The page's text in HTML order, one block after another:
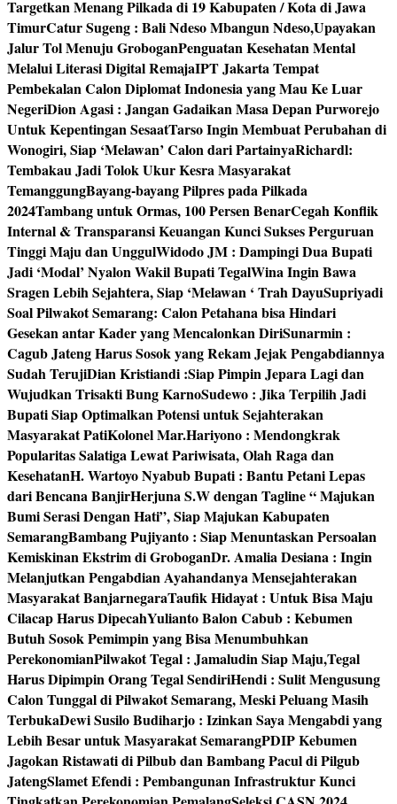
Targetkan Menang Pilkada di 19 Kabupaten / Kota di Jawa
TimurCatur Sugeng : Bali Ndeso Mbangun Ndeso,Upayakan
Jalur Tol Menuju GroboganPenguatan Kesehatan Mental
Melalui Literasi Digital RemajaIPT Jakarta Tempat
Pembekalan Calon Diplomat Indonesia yang Mau Ke Luar
NegeriDion Agasi : Jangan Gadaikan Masa Depan Purworejo
Untuk Kepentingan SesaatTarso Ingin Membuat Perubahan di
Wonogiri, Siap ‘Melawan’ Calon dari PartainyaRichardl:
Tembakau Jadi Tolok Ukur Kesra Masyarakat
TemanggungBayang-bayang Pilpres pada Pilkada
2024Tambang untuk Ormas, 100 Persen BenarCegah Konflik
Internal & Transparansi Keuangan Kunci Sukses Perguruan
Tinggi Maju dan UnggulWidodo JM : Dampingi Dua Bupati
Jadi ‘Modal’ Nyalon Wakil Bupati TegalWina Ingin Bawa
Sragen Lebih Sejahtera, Siap ‘Melawan ‘ Trah DayuSupriyadi
Soal Pilwakot Semarang: Calon Petahana bisa Hindari
Gesekan antar Kader yang Mencalonkan DiriSunarmin :
Cagub Jateng Harus Sosok yang Rekam Jejak Pengabdiannya
Sudah TerujiDian Kristiandi :Siap Pimpin Jepara Lagi dan
Wujudkan Trisakti Bung KarnoSudewo : Jika Terpilih Jadi
Bupati Siap Optimalkan Potensi untuk Sejahterakan
Masyarakat PatiKolonel Mar.Hariyono : Mendongkrak
Popularitas Salatiga Lewat Pariwisata, Olah Raga dan
KesehatanH. Wartoyo Nyabub Bupati : Bantu Petani Lepas
dari Bencana BanjirHerjuna S.W dengan Tagline “ Majukan
Bumi Serasi Dengan Hati”, Siap Majukan Kabupaten
SemarangBambang Pujiyanto : Siap Menuntaskan Persoalan
Kemiskinan Ekstrim di GroboganDr. Amalia Desiana : Ingin
Melanjutkan Pengabdian Ayahandanya Mensejahterakan
Masyarakat BanjarnegaraTaufik Hidayat : Untuk Bisa Maju
Cilacap Harus DipecahYulianto Balon Cabub : Kebumen
Butuh Sosok Pemimpin yang Bisa Menumbuhkan
PerekonomianPilwakot Tegal : Jamaludin Siap Maju,Tegal
Harus Dipimpin Orang Tegal SendiriHendi : Sulit Mengusung
Calon Tunggal di Pilwakot Semarang, Meski Peluang Masih
TerbukaDewi Susilo Budiharjo : Izinkan Saya Mengabdi yang
Lebih Besar untuk Masyarakat SemarangPDIP Kebumen
Jagokan Ristawati di Pilbub dan Bambang Pacul di Pilgub
JatengSlamet Efendi : Pembangunan Infrastruktur Kunci